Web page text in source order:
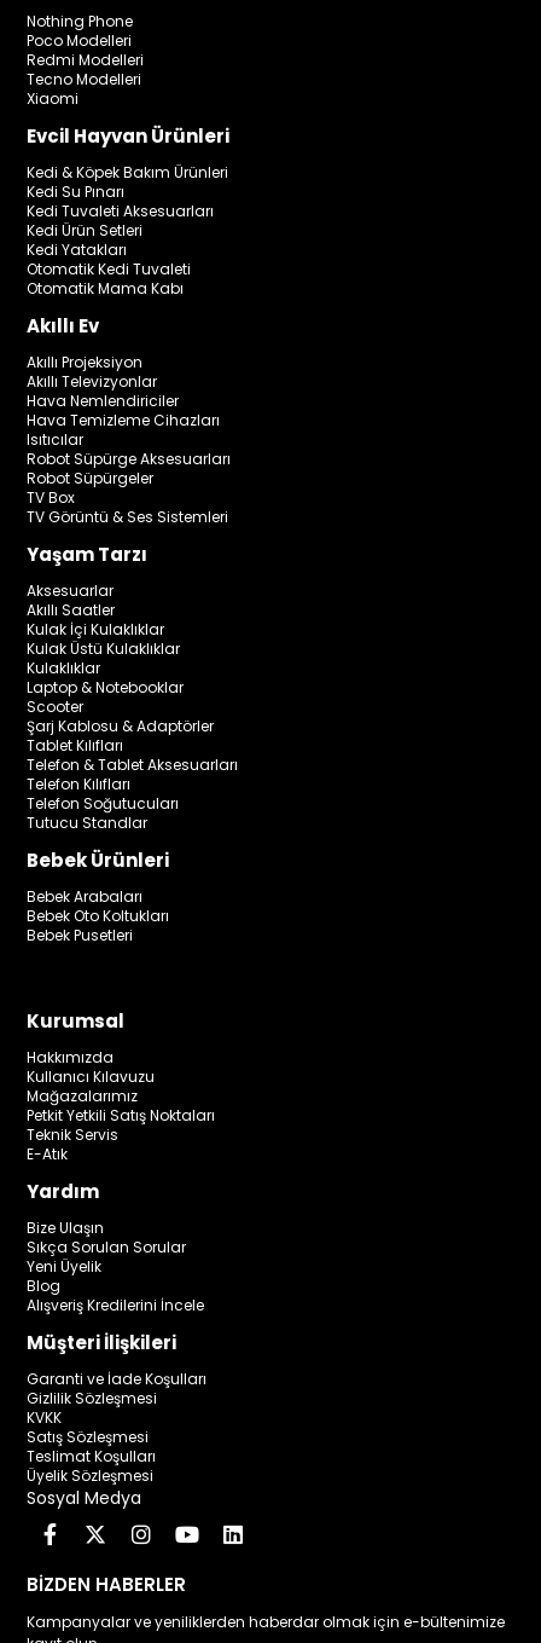
Nothing Phone
Poco Modelleri
Redmi Modelleri
Tecno Modelleri
Xiaomi
Evcil Hayvan Ürünleri
Kedi & Köpek Bakım Ürünleri
Kedi Su Pınarı
Kedi Tuvaleti Aksesuarları
Kedi Ürün Setleri
Kedi Yatakları
Otomatik Kedi Tuvaleti
Otomatik Mama Kabı
Akıllı Ev
Akıllı Projeksiyon
Akıllı Televizyonlar
Hava Nemlendiriciler
Hava Temizleme Cihazları
Isıtıcılar
Robot Süpürge Aksesuarları
Robot Süpürgeler
TV Box
TV Görüntü & Ses Sistemleri
Yaşam Tarzı
Aksesuarlar
Akıllı Saatler
Kulak İçi Kulaklıklar
Kulak Üstü Kulaklıklar
Kulaklıklar
Laptop & Notebooklar
Scooter
Şarj Kablosu & Adaptörler
Tablet Kılıfları
Telefon & Tablet Aksesuarları
Telefon Kılıfları
Telefon Soğutucuları
Tutucu Standlar
Bebek Ürünleri
Bebek Arabaları
Bebek Oto Koltukları
Bebek Pusetleri
Kurumsal
Hakkımızda
Kullanıcı Kılavuzu
Mağazalarımız
Petkit Yetkili Satış Noktaları
Teknik Servis
E-Atık
Yardım
Bize Ulaşın
Sıkça Sorulan Sorular
Yeni Üyelik
Blog
Alışveriş Kredilerini İncele
Müşteri İlişkileri
Garanti ve İade Koşulları
Gizlilik Sözleşmesi
KVKK
Satış Sözleşmesi
Teslimat Koşulları
Üyelik Sözleşmesi
Sosyal Medya
BİZDEN HABERLER
Kampanyalar ve yeniliklerden haberdar olmak için e-bültenimize